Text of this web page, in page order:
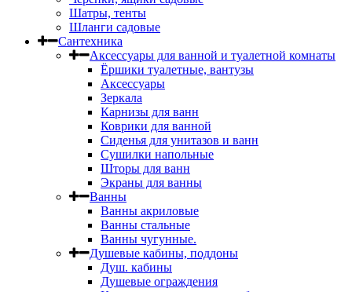
Шатры, тенты
Шланги садовые
Сантехника
Аксессуары для ванной и туалетной комнаты
Ёршики туалетные, вантузы
Аксессуары
Зеркала
Карнизы для ванн
Коврики для ванной
Сиденья для унитазов и ванн
Сушилки напольные
Шторы для ванн
Экраны для ванны
Ванны
Ванны акриловые
Ванны стальные
Ванны чугунные.
Душевые кабины, поддоны
Душ. кабины
Душевые ограждения